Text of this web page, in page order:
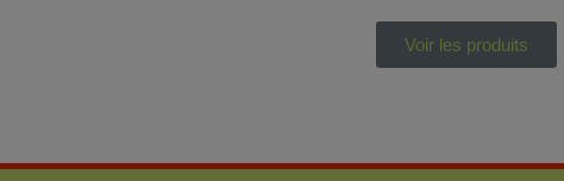
Voir les produits